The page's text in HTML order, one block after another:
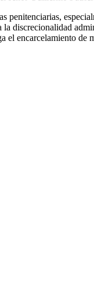
discrecionalidad
el encarcelamiento de